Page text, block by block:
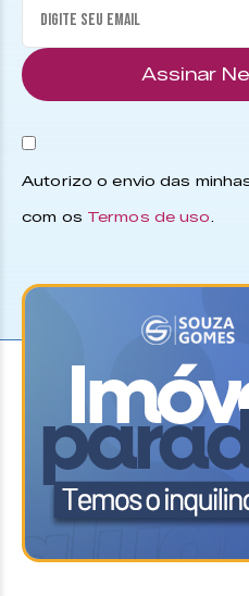
Assinar
Autorizo o envio das
com os Termos de uso.